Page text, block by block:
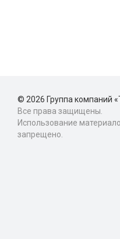
© 2026 Группа компаний
Все права защищены.
Использование
запрещено.